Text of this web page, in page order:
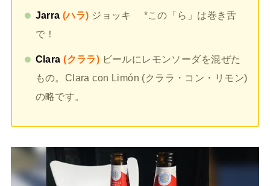
Jarra (ハラ) ジョッキ *この「ら」は巻き舌
で！
Clara (クララ) ビールにレモンソーダを混ぜた
もの。Clara con Limón (クララ・コン・リモン)
の略です。